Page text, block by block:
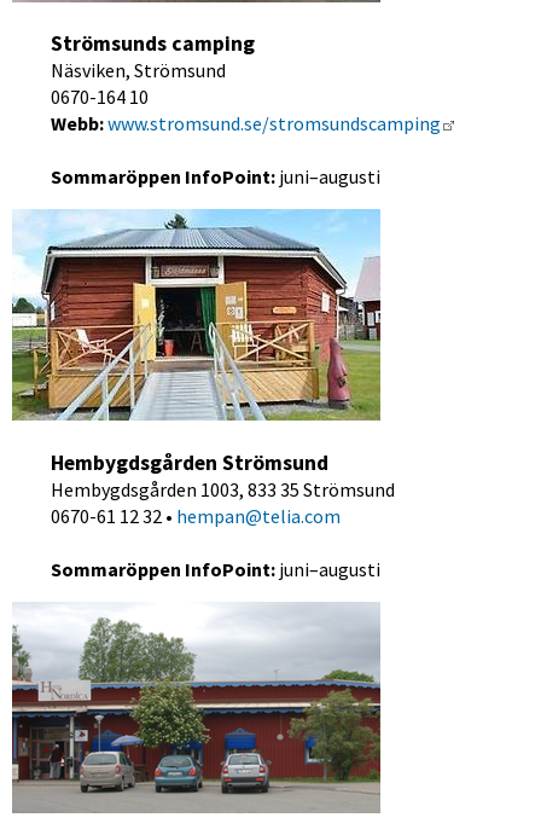
Strömsunds camping
Näsviken, Strömsund
0670-164 10
Webb:www.stromsund.se/stromsundscamping
Sommaröppen InfoPoint: juni–augusti
Hembygdsgården Strömsund
Hembygdsgården 1003, 833 35 Strömsund
0670-61 12 32 • hempan@telia.com
Sommaröppen InfoPoint: juni–augusti